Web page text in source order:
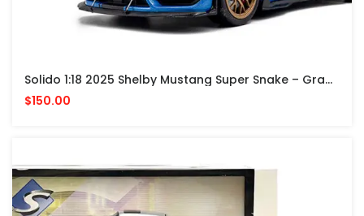
Solido 1:18 2025 Shelby Mustang Super Snake – Grabber Blue
$150.00